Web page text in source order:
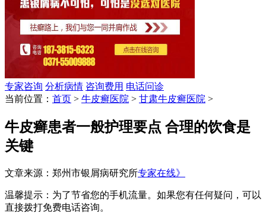
专家咨询 分析病情 咨询费用 电话问诊
当前位置： 首页 > 牛皮癣医院 > 甘肃牛皮癣医院 >
牛皮癣患者一般护理要点 合理的饮食是
关键
文章来源：郑州市银屑病研究所专家在线》
温馨提示：为了节省您的手机流量。如果您有任何疑问，可以
直接拨打免费电话咨询。